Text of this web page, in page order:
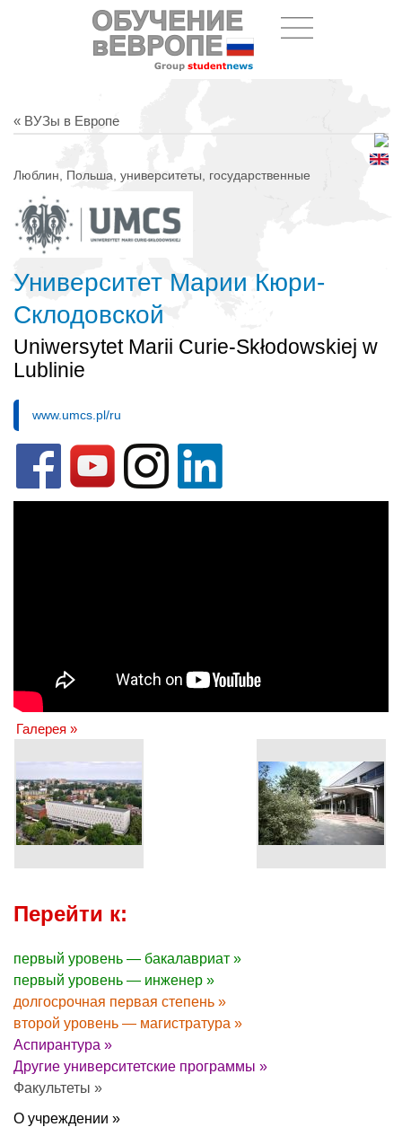
« ВУЗы в Европе
Люблин, Польша, университеты, государственные
Университет Марии Кюри-
Склодовской
Uniwersytet Marii Curie-Skłodowskiej w
Lublinie
www.umcs.pl/ru
Галерея »
Перейти к:
первый уровень — бакалавриат »
первый уровень — инженер »
долгосрочная первая степень »
второй уровень — магистратура »
Аспирантура »
Другие университетские программы »
Факультеты »
О учреждении »